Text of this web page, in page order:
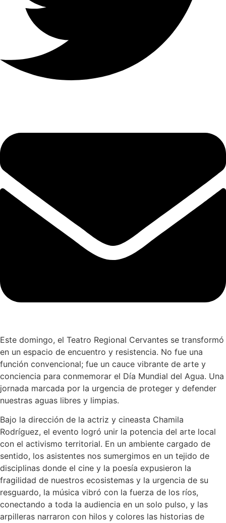
Este domingo, el Teatro Regional Cervantes se transformó
en un espacio de encuentro y resistencia. No fue una
función convencional; fue un cauce vibrante de arte y
conciencia para conmemorar el Día Mundial del Agua. Una
jornada marcada por la urgencia de proteger y defender
nuestras aguas libres y limpias.
Bajo la dirección de la actriz y cineasta Chamila
Rodríguez, el evento logró unir la potencia del arte local
con el activismo territorial. En un ambiente cargado de
sentido, los asistentes nos sumergimos en un tejido de
disciplinas donde el cine y la poesía expusieron la
fragilidad de nuestros ecosistemas y la urgencia de su
resguardo, la música vibró con la fuerza de los ríos,
conectando a toda la audiencia en un solo pulso, y las
arpilleras narraron con hilos y colores las historias de